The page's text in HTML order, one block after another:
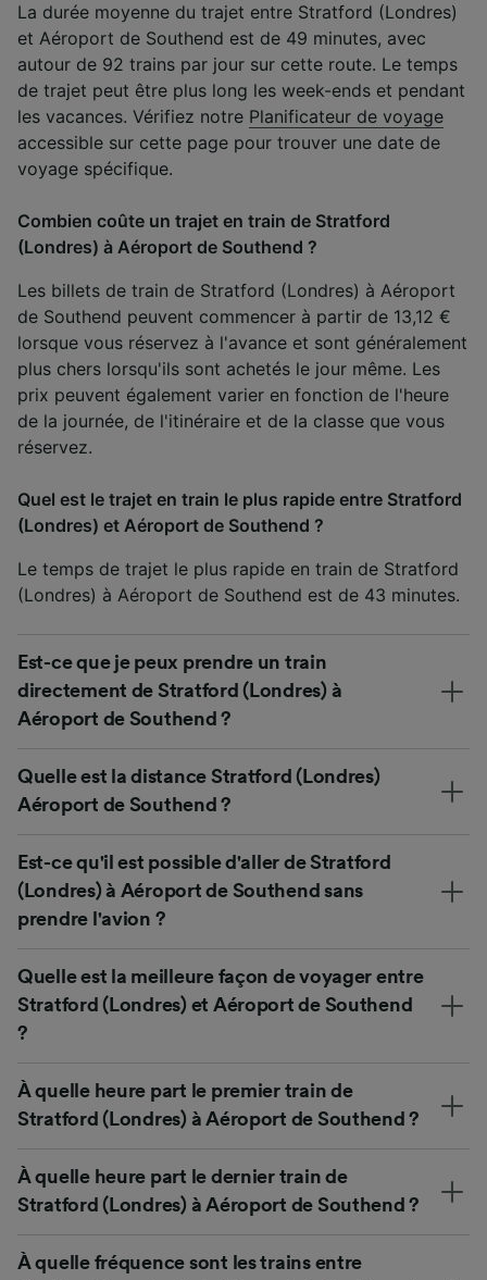
La durée moyenne du trajet entre Stratford (Londres)
et Aéroport de Southend est de 49 minutes, avec
autour de 92 trains par jour sur cette route. Le temps
de trajet peut être plus long les week-ends et pendant
les vacances. Vérifiez notre Planificateur de voyage
accessible sur cette page pour trouver une date de
voyage spécifique.
Combien coûte un trajet en train de Stratford
(Londres) à Aéroport de Southend ?
Les billets de train de Stratford (Londres) à Aéroport
de Southend peuvent commencer à partir de 13,12 €
lorsque vous réservez à l'avance et sont généralement
plus chers lorsqu'ils sont achetés le jour même. Les
prix peuvent également varier en fonction de l'heure
de la journée, de l'itinéraire et de la classe que vous
réservez.
Quel est le trajet en train le plus rapide entre Stratford
(Londres) et Aéroport de Southend ?
Le temps de trajet le plus rapide en train de Stratford
(Londres) à Aéroport de Southend est de 43 minutes.
Est-ce que je peux prendre un train
directement de Stratford (Londres) à
Aéroport de Southend ?
Quelle est la distance Stratford (Londres)
Aéroport de Southend ?
Est-ce qu'il est possible d'aller de Stratford
(Londres) à Aéroport de Southend sans
prendre l'avion ?
Quelle est la meilleure façon de voyager entre
Stratford (Londres) et Aéroport de Southend
?
À quelle heure part le premier train de
Stratford (Londres) à Aéroport de Southend ?
À quelle heure part le dernier train de
Stratford (Londres) à Aéroport de Southend ?
À quelle fréquence sont les trains entre